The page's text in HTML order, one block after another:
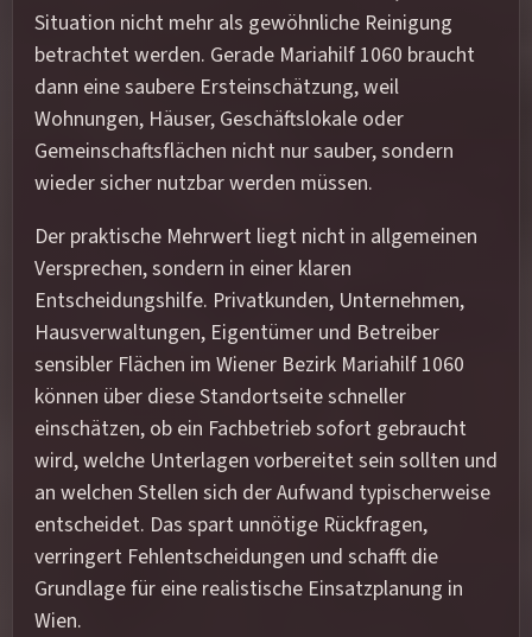
Situation nicht mehr als gewöhnliche Reinigung
betrachtet werden. Gerade Mariahilf 1060 braucht
dann eine saubere Ersteinschätzung, weil
Wohnungen, Häuser, Geschäftslokale oder
Gemeinschaftsflächen nicht nur sauber, sondern
wieder sicher nutzbar werden müssen.
Der praktische Mehrwert liegt nicht in allgemeinen
Versprechen, sondern in einer klaren
Entscheidungshilfe. Privatkunden, Unternehmen,
Hausverwaltungen, Eigentümer und Betreiber
sensibler Flächen im Wiener Bezirk Mariahilf 1060
können über diese Standortseite schneller
einschätzen, ob ein Fachbetrieb sofort gebraucht
wird, welche Unterlagen vorbereitet sein sollten und
an welchen Stellen sich der Aufwand typischerweise
entscheidet. Das spart unnötige Rückfragen,
verringert Fehlentscheidungen und schafft die
Grundlage für eine realistische Einsatzplanung in
Wien.